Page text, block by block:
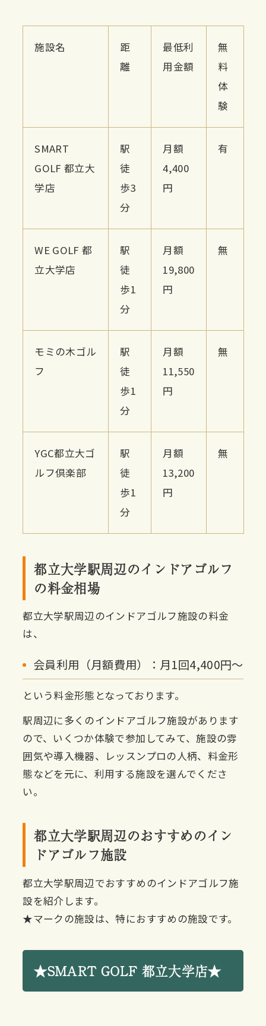
施設名
距
離
最低利
用金額
無
料
体
験
SMART
GOLF 都立大
学店
駅
徒
歩3
分
月額
4,400
円
有
WE GOLF 都
立大学店
駅
徒
歩1
分
月額
19,800
円
無
モミの木ゴル
フ
駅
徒
歩1
分
月額
11,550
円
無
YGC都立大ゴ
ルフ倶楽部
駅
徒
歩1
分
月額
13,200
円
無
都立大学駅周辺のインドアゴルフ
の料金相場
都立大学駅周辺のインドアゴルフ施設の料金
は、
会員利用（月額費用）：月1回4,400円〜
という料金形態となっております。
駅周辺に多くのインドアゴルフ施設があります
ので、いくつか体験で参加してみて、施設の雰
囲気や導入機器、レッスンプロの人柄、料金形
態などを元に、利用する施設を選んでくださ
い。
都立大学駅周辺のおすすめのイン
ドアゴルフ施設
都立大学駅周辺でおすすめのインドアゴルフ施
設を紹介します。
★マークの施設は、特におすすめの施設です。
★SMART GOLF 都立大学店★